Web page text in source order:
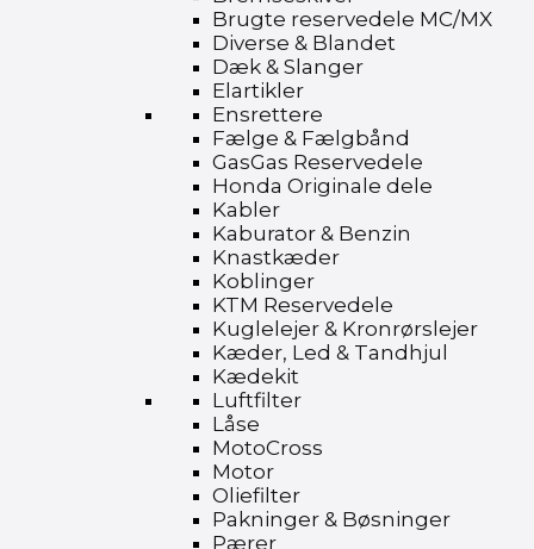
Brugte reservedele MC/MX
Diverse & Blandet
Dæk & Slanger
Elartikler
Ensrettere
Fælge & Fælgbånd
GasGas Reservedele
Honda Originale dele
Kabler
Kaburator & Benzin
Knastkæder
Koblinger
KTM Reservedele
Kuglelejer & Kronrørslejer
Kæder, Led & Tandhjul
Kædekit
Luftfilter
Låse
MotoCross
Motor
Oliefilter
Pakninger & Bøsninger
Pærer